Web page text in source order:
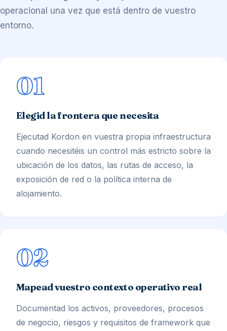
operacional una vez que está dentro de vuestro
entorno.
01
Elegid la frontera que necesita
Ejecutad Kordon en vuestra propia infraestructura
cuando necesitéis un control más estricto sobre la
ubicación de los datos, las rutas de acceso, la
exposición de red o la política interna de
alojamiento.
02
Mapead vuestro contexto operativo real
Documentad los activos, proveedores, procesos
de negocio, riesgos y requisitos de framework que